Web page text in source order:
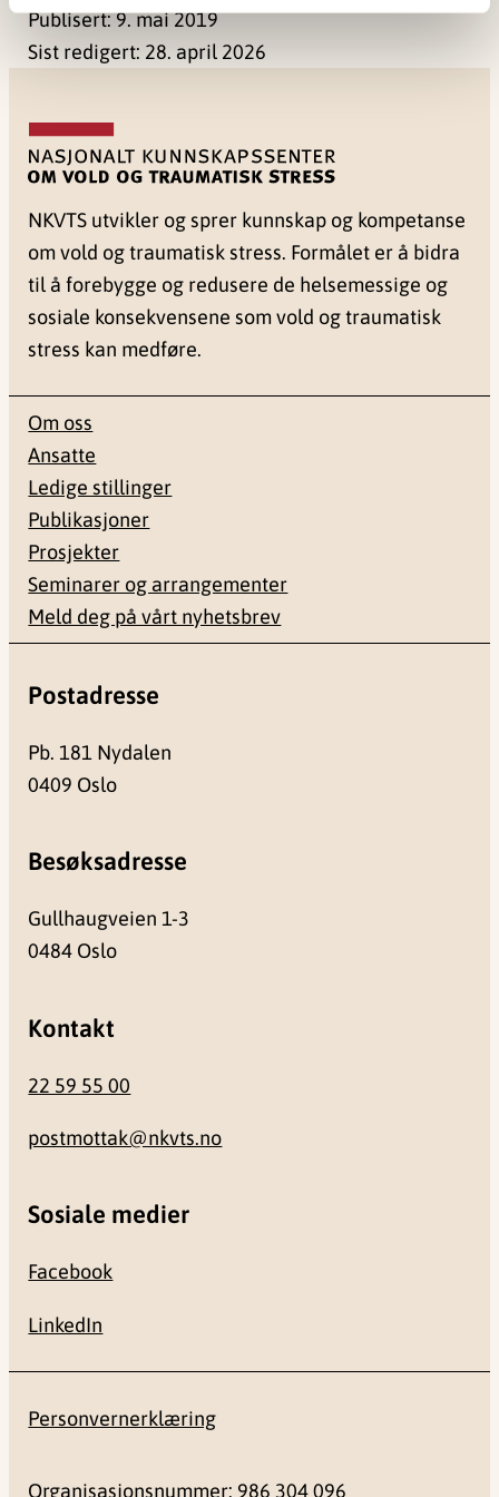
Publisert:9. mai 2019
Sist redigert: 28. april 2026
NKVTS utvikler og sprer kunnskap og kompetanse
om vold og traumatisk stress. Formålet er å bidra
til å forebygge og redusere de helsemessige og
sosiale konsekvensene som vold og traumatisk
stress kan medføre.
Om oss
Ansatte
Ledige stillinger
Publikasjoner
Prosjekter
Seminarer og arrangementer
Meld deg på vårt nyhetsbrev
Postadresse
Pb. 181 Nydalen
0409 Oslo
Besøksadresse
Gullhaugveien 1-3
0484 Oslo
Kontakt
22 59 55 00
postmottak@nkvts.no
Sosiale medier
Facebook
LinkedIn
Personvernerklæring
Organisasjonsnummer: 986 304 096